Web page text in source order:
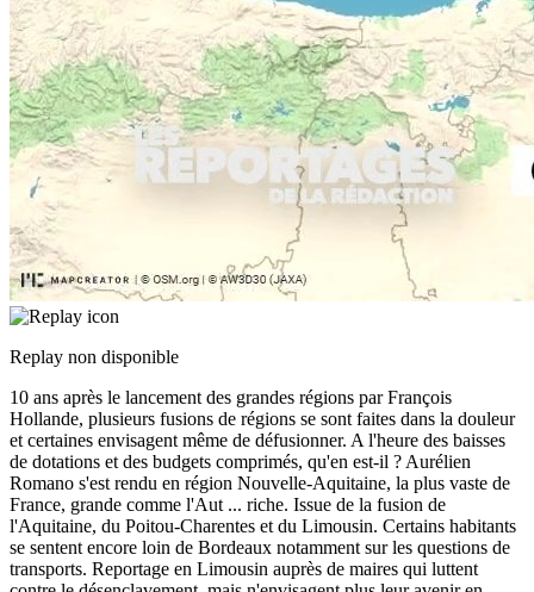
Replay non disponible
10 ans après le lancement des grandes régions par François
Hollande, plusieurs fusions de régions se sont faites dans la douleur
et certaines envisagent même de défusionner. A l'heure des baisses
de dotations et des budgets comprimés, qu'en est-il ? Aurélien
Romano s'est rendu en région Nouvelle-Aquitaine, la plus vaste de
France, grande comme l'Aut ... riche. Issue de la fusion de
l'Aquitaine, du Poitou-Charentes et du Limousin. Certains habitants
se sentent encore loin de Bordeaux notamment sur les questions de
transports. Reportage en Limousin auprès de maires qui luttent